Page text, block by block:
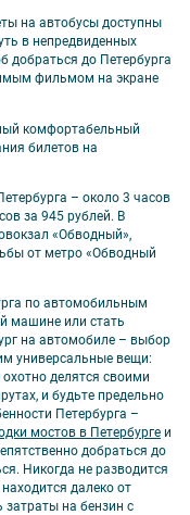
на автобусы доступны
в непредвиденных
добраться до Петербурга
фильмом на экране
комфортабельный
билетов на
– около 3 часов
за 945 рублей. В
«Обводный»,
от метро «Обводный
по автомобильным
машине или стать
на автомобиле – выбор
универсальные вещи:
делятся своими
и будьте предельно
Петербурга –
мостов в Петербурге и
добраться до
Никогда не разводится
далеко от
на бензин с